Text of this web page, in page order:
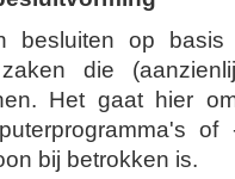
besluiten op basis
die
Het gaat hier
of
bij betrokken is.